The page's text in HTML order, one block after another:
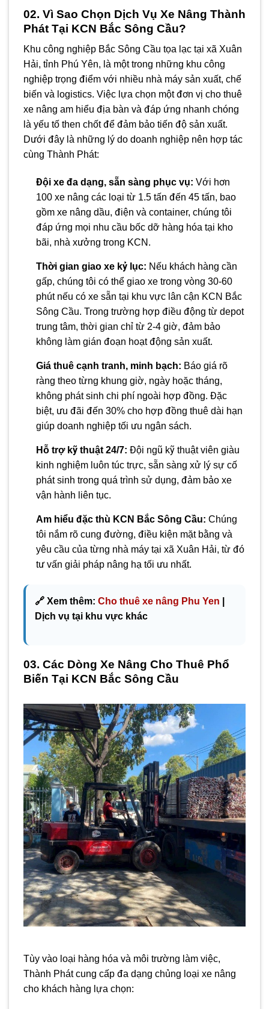
02. Vì Sao Chọn Dịch Vụ Xe Nâng Thành
Phát Tại KCN Bắc Sông Cầu?
Khu công nghiệp Bắc Sông Cầu tọa lạc tại xã Xuân
Hải, tỉnh Phú Yên, là một trong những khu công
nghiệp trọng điểm với nhiều nhà máy sản xuất, chế
biến và logistics. Việc lựa chọn một đơn vị cho thuê
xe nâng am hiểu địa bàn và đáp ứng nhanh chóng
là yếu tố then chốt để đảm bảo tiến độ sản xuất.
Dưới đây là những lý do doanh nghiệp nên hợp tác
cùng Thành Phát:
Đội xe đa dạng, sẵn sàng phục vụ: Với hơn
100 xe nâng các loại từ 1.5 tấn đến 45 tấn, bao
gồm xe nâng dầu, điện và container, chúng tôi
đáp ứng mọi nhu cầu bốc dỡ hàng hóa tại kho
bãi, nhà xưởng trong KCN.
Thời gian giao xe kỷ lục: Nếu khách hàng cần
gấp, chúng tôi có thể giao xe trong vòng 30-60
phút nếu có xe sẵn tại khu vực lân cận KCN Bắc
Sông Cầu. Trong trường hợp điều động từ depot
trung tâm, thời gian chỉ từ 2-4 giờ, đảm bảo
không làm gián đoạn hoạt động sản xuất.
Giá thuê cạnh tranh, minh bạch: Báo giá rõ
ràng theo từng khung giờ, ngày hoặc tháng,
không phát sinh chi phí ngoài hợp đồng. Đặc
biệt, ưu đãi đến 30% cho hợp đồng thuê dài hạn
giúp doanh nghiệp tối ưu ngân sách.
Hỗ trợ kỹ thuật 24/7: Đội ngũ kỹ thuật viên giàu
kinh nghiệm luôn túc trực, sẵn sàng xử lý sự cố
phát sinh trong quá trình sử dụng, đảm bảo xe
vận hành liên tục.
Am hiểu đặc thù KCN Bắc Sông Cầu: Chúng
tôi nắm rõ cung đường, điều kiện mặt bằng và
yêu cầu của từng nhà máy tại xã Xuân Hải, từ đó
tư vấn giải pháp nâng hạ tối ưu nhất.
🔗 Xem thêm: Cho thuê xe nâng Phu Yen
Dịch vụ tại khu vực khác
03. Các Dòng Xe Nâng Cho Thuê Phổ
Biến Tại KCN Bắc Sông Cầu
Tùy vào loại hàng hóa và môi trường làm việc,
Thành Phát cung cấp đa dạng chủng loại xe nâng
cho khách hàng lựa chọn: